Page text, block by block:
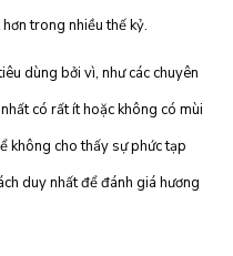
trong nhiều thế kỷ.
dùng bởi vì, như các chuyên
có rất ít hoặc không có mùi
không cho thấy sự phức tạp
duy nhất để đánh giá hương